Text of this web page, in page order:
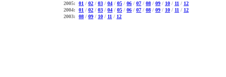
2005:
01 / 02 / 03 / 04 / 05 / 06 / 07 / 08 / 09 / 10 / 11 / 12
2004:
01 / 02 / 03 / 04 / 05 / 06 / 07 / 08 / 09 / 10 / 11 / 12
2003:
08 / 09 / 10 / 11 / 12